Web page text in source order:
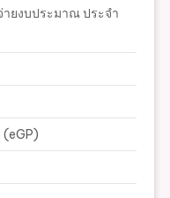
ยงบประมาณ ประจำ